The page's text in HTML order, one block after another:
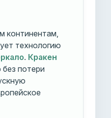
континентам,
технологию
. Кракен
потери